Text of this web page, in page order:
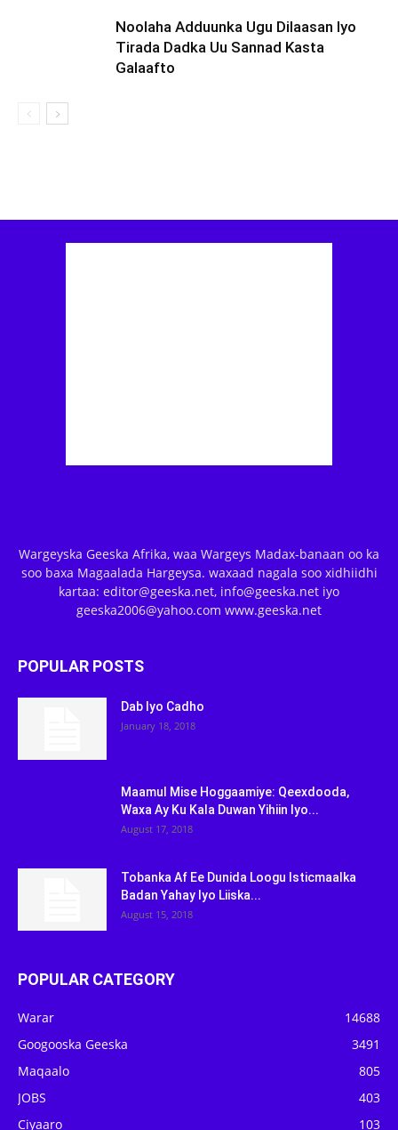
Noolaha Adduunka Ugu Dilaasan Iyo
Tirada Dadka Uu Sannad Kasta
Galaafto
Wargeyska Geeska Afrika, waa Wargeys Madax-banaan oo ka
soo baxa Magaalada Hargeysa. waxaad nagala soo xidhiidhi
kartaa: editor@geeska.net, info@geeska.net iyo
geeska2006@yahoo.com www.geeska.net
POPULAR POSTS
Dab Iyo Cadho
January 18, 2018
Maamul Mise Hoggaamiye: Qeexdooda,
Waxa Ay Ku Kala Duwan Yihiin Iyo...
August 17, 2018
Tobanka Af Ee Dunida Loogu Isticmaalka
Badan Yahay Iyo Liiska...
August 15, 2018
POPULAR CATEGORY
Warar
14688
Googooska Geeska
3491
Maqaalo
805
JOBS
403
Ciyaaro
103